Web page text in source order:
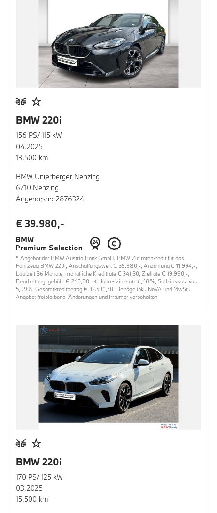
BMW 220i
156 PS/ 115 kW
04.2025
13.500 km
BMW Unterberger Nenzing
6710 Nenzing
Angebotsnr: 2876324
€ 39.980,-
* Angebot der BMW Austria Bank GmbH. BMW Zielratenkredit für das
Fahrzeug BMW 220i, Anschaffungswert € 39.980,-, Anzahlung € 11.994,-,
Laufzeit 36 Monate, monatliche Kreditrate € 341,30, Zielrate € 19.990,-,
Bearbeitungsgebühr € 260,00, eff. Jahreszinssatz 6,48%, Sollzinssatz var.
5,99%, Gesamtkreditbetrag € 32.536,70. Beträge inkl. NoVA und MwSt..
Angebot freibleibend. Änderungen und Irrtümer vorbehalten.
BMW 220i
170 PS/ 125 kW
03.2025
15.500 km